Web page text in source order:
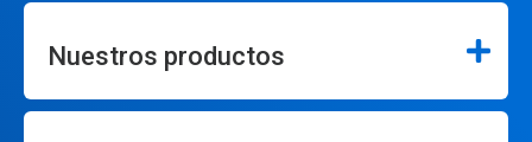
Nuestros productos